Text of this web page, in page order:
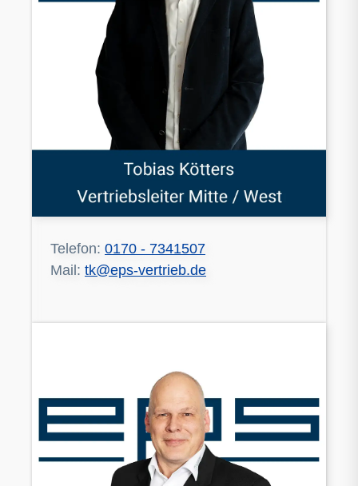
Telefon: 0170 - 7341507
Mail: tk@eps-vertrieb.de